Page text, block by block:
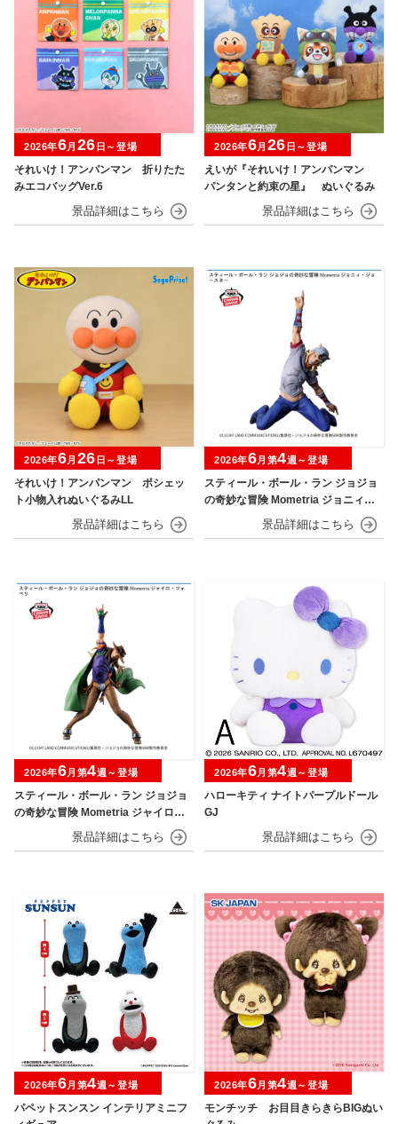
それいけ！アンパンマン 折りたた
みエコバッグVer.6
2026年6月 26 日～登場
えいが『それいけ！アンパンマン
パンタンと約束の星』 ぬいぐるみ
2026年6月 26 日～登場
それいけ！アンパンマン ポシェッ
ト小物入れぬいぐるみLL
2026年6月 26 日～登場
スティール・ボール・ラン ジョジョ
の奇妙な冒険 Mometria ジョニィ・
ジョースター
2026年6月第4週～登場
スティール・ボール・ラン ジョジョ
の奇妙な冒険 Mometria ジャイロ・
2026年6月第4週～登場
ハローキティ ナイトパープルドール
GJ
2026年6月第4週～登場
パペットスンスン インテリアミニフ
2026年6月第4週～登場
モンチッチ お目目きらきらBIGぬい
2026年6月第4週～登場